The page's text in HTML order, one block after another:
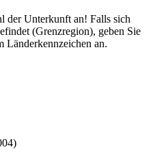
der Unterkunft an! Falls sich
(Grenzregion), geben Sie
Länderkennzeichen an.